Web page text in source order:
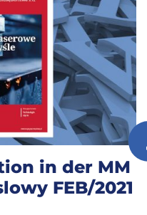
in der MM
FEB/2021